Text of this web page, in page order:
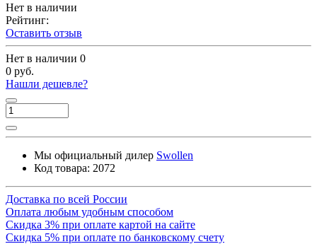
Нет в наличии
Рейтинг:
Оставить отзыв
Нет в наличии 0
0 руб.
Нашли дешевле?
Мы официальный дилер Swollen
Код товара: 2072
Доставка по всей России
Оплата любым удобным способом
Скидка 3% при оплате картой на сайте
Скидка 5% при оплате по банковскому счету